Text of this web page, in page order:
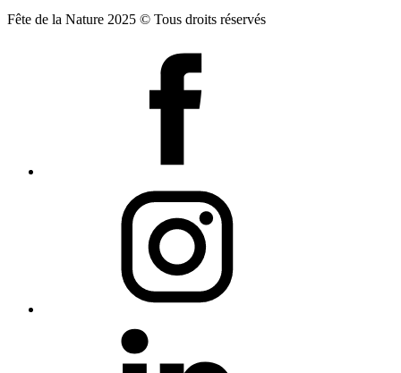
Fête de la Nature 2025 © Tous droits réservés